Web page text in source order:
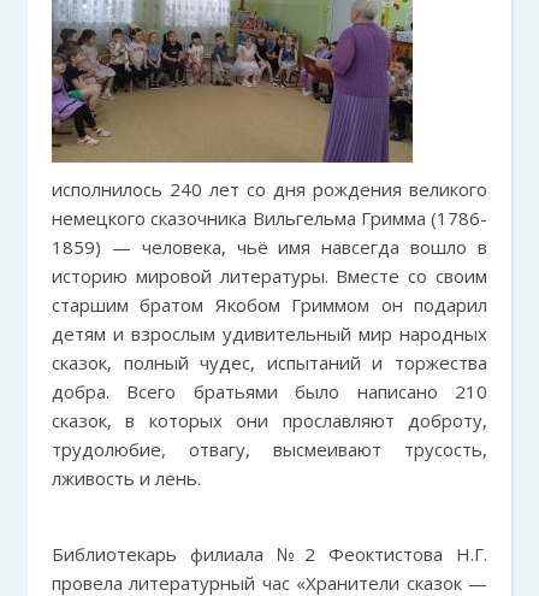
исполнилось 240 лет со дня рождения великого
немецкого сказочника Вильгельма Гримма (1786-
1859) — человека, чьё имя навсегда вошло в
историю мировой литературы. Вместе со своим
старшим братом Якобом Гриммом он подарил
детям и взрослым удивительный мир народных
сказок, полный чудес, испытаний и торжества
добра. Всего братьями было написано 210
сказок, в которых они прославляют доброту,
трудолюбие, отвагу, высмеивают трусость,
лживость и лень.
Библиотекарь филиала №2 Феоктистова Н.Г.
провела литературный час «Хранители сказок —